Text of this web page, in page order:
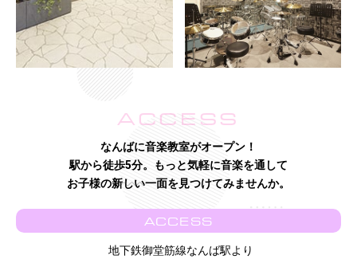
ACCESS
なんばに音楽教室がオープン！
駅から徒歩5分。もっと気軽に音楽を通して
お子様の新しい一面を見つけてみませんか。
ACCESS
地下鉄御堂筋線なんば駅より